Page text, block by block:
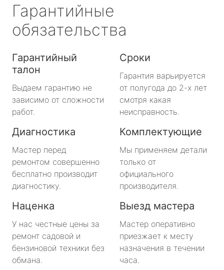
Гарантийные
обязательства
Гарантийный
талон
Выдаем гарантию не
зависимо от сложности
работ.
Сроки
Гарантия варьируется
от полугода до 2-х лет
смотря какая
неисправность.
Диагностика
Мастер перед
ремонтом совершенно
бесплатно производит
диагностику.
Комплектующие
Мы применяем детали
только от
официального
производителя.
Наценка
У нас честные цены за
ремонт садовой и
бензиновой техники без
обмана.
Выезд мастера
Мастер оперативно
приезжает к месту
назначения в течении
часа.